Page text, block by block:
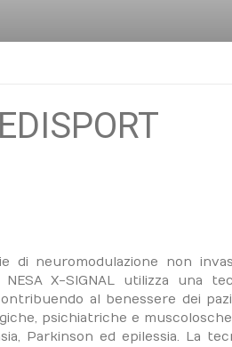
di neuromodulazione non
X-SIGNAL utilizza una
al benessere dei
psichiatriche e
Parkinson ed epilessia. La